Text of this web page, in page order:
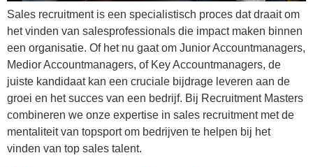
Sales recruitment is een specialistisch proces dat draait om
het vinden van salesprofessionals die impact maken binnen
een organisatie. Of het nu gaat om Junior Accountmanagers,
Medior Accountmanagers, of Key Accountmanagers, de
juiste kandidaat kan een cruciale bijdrage leveren aan de
groei en het succes van een bedrijf. Bij Recruitment Masters
combineren we onze expertise in sales recruitment met de
mentaliteit van topsport om bedrijven te helpen bij het
vinden van top sales talent.